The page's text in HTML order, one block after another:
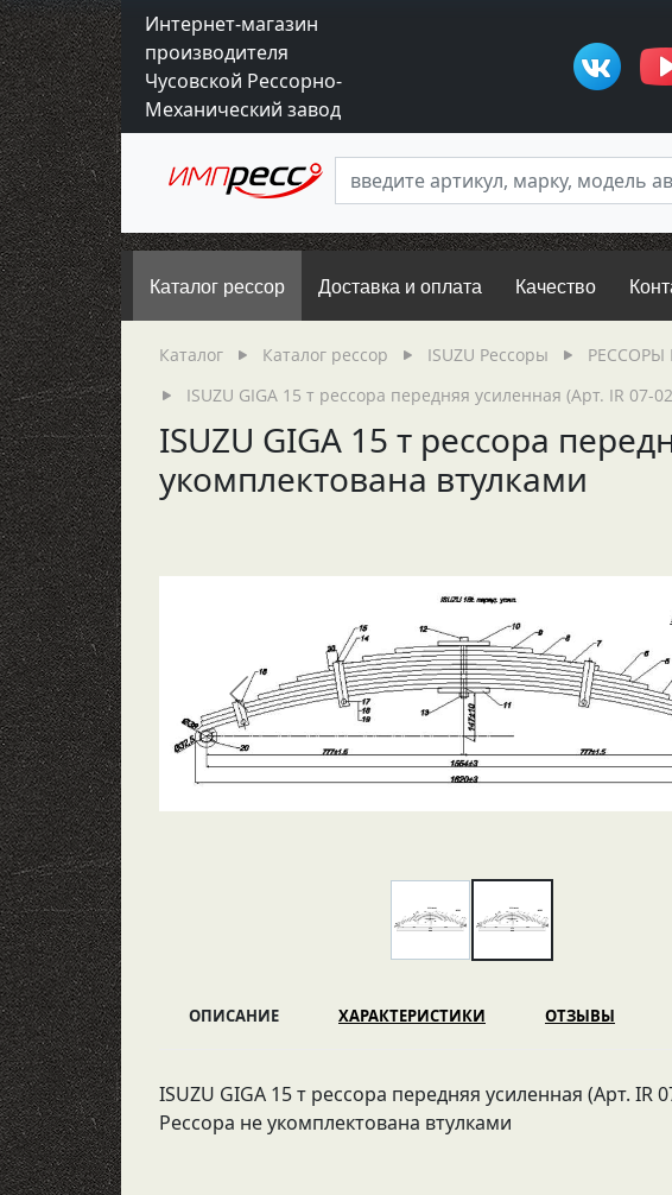
Интернет-магазин
производителя
Чусовской Рессорно-
Механический завод
Каталог рессор Доставка и оплата Качество
Каталог Каталог рессор ISUZU Рессоры РЕССОРЫ
ISUZU GIGA 15 т рессора передняя усиленная (Арт. IR 07-
ISUZU GIGA 15 т рессора
укомплектована втулками
ОПИСАНИЕ ХАРАКТЕРИСТИКИ ОТЗЫВЫ
ISUZU GIGA 15 т рессора передняя усиленная (Арт. IR
Рессора не укомплектована втулками